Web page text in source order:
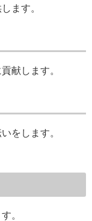
ます。
献します。
をします。
。